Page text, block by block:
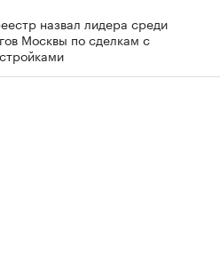
назвал лидера среди
Москвы по сделкам с